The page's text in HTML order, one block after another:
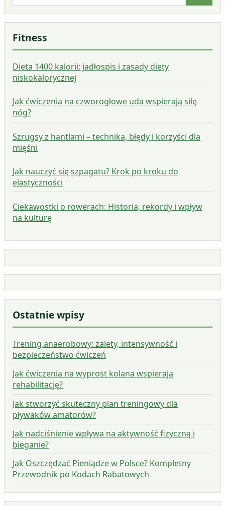
Fitness
Dieta 1400 kalorii: jadłospis i zasady diety
niskokalorycznej
Jak ćwiczenia na czworogłowe uda wspierają siłę
nóg?
Szrugsy z hantlami – technika, błędy i korzyści dla
mięśni
Jak nauczyć się szpagatu? Krok po kroku do
elastyczności
Ciekawostki o rowerach: Historia, rekordy i wpływ
na kulturę
Ostatnie wpisy
Trening anaerobowy: zalety, intensywność i
bezpieczeństwo ćwiczeń
Jak ćwiczenia na wyprost kolana wspierają
rehabilitację?
Jak stworzyć skuteczny plan treningowy dla
pływaków amatorów?
Jak nadciśnienie wpływa na aktywność fizyczną i
bieganie?
Jak Oszczędzać Pieniądze w Polsce? Kompletny
Przewodnik po Kodach Rabatowych